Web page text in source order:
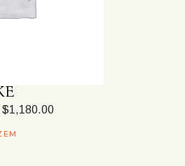
$1,180.00